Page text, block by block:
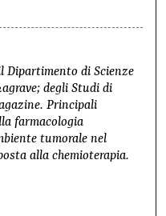
Dipartimento di Scienze
degli Studi di
Principali
farmacologia
tumorale nel
alla chemioterapia.